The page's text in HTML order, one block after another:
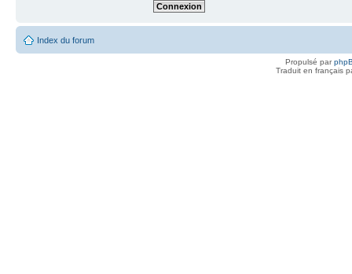
Index du forum
Propulsé par
Traduit en français